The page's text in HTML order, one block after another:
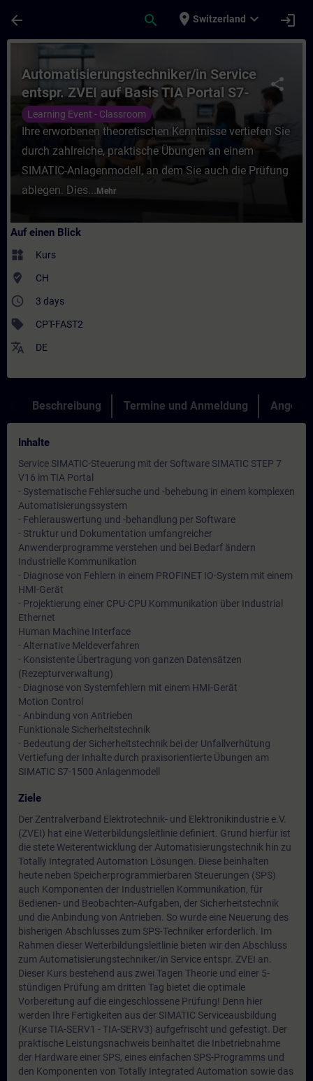
arrow_back search place Switzerland expand_more login
Kurs - Automatisierungstechniker/in
share
Automatisierungstechniker/in Service
entspr. ZVEI auf Basis TIA Portal S7-
1500
Learning Event - Classroom
Ihre erworbenen theoretischen Kenntnisse vertiefen Sie
durch zahlreiche, praktische Übungen an einem
SIMATIC-Anlagenmodell, an dem Sie auch die Prüfung
ablegen. Dies... Mehr
Auf einen Blick
widgets Kurs
where_to_vote CH
access_time 3 days
sell CPT-FAST2
translate DE
Beschreibung Termine und Anmeldung Angebot
Inhalte
Service SIMATIC-Steuerung mit der Software SIMATIC STEP 7
V16 im TIA Portal
- Systematische Fehlersuche und -behebung in einem komplexen
Automatisierungssystem
- Fehlerauswertung und -behandlung per Software
- Struktur und Dokumentation umfangreicher
Anwenderprogramme verstehen und bei Bedarf ändern
Industrielle Kommunikation
- Diagnose von Fehlern in einem PROFINET IO-System mit einem
HMI-Gerät
- Projektierung einer CPU-CPU Kommunikation über Industrial
Ethernet
Human Machine Interface
- Alternative Meldeverfahren
- Konsistente Übertragung von ganzen Datensätzen
(Rezepturverwaltung)
- Diagnose von Systemfehlern mit einem HMI-Gerät
Motion Control
- Anbindung von Antrieben
Funktionale Sicherheitstechnik
- Bedeutung der Sicherheitstechnik bei der Unfallverhütung
Vertiefung der Inhalte durch praxisorientierte Übungen am
SIMATIC S7-1500 Anlagenmodell
Ziele
Der Zentralverband Elektrotechnik- und Elektronikindustrie e.V.
(ZVEI) hat eine Weiterbildungsleitlinie definiert. Grund hierfür ist
die stete Weiterentwicklung der Automatisierungstechnik hin zu
Totally Integrated Automation Lösungen. Diese beinhalten
heute neben Speicherprogrammierbaren Steuerungen (SPS)
auch Komponenten der Industriellen Kommunikation, für
Bedienen- und Beobachten-Aufgaben, der Sicherheitstechnik
und die Anbindung von Antrieben. So wurde eine Neuerung des
bisherigen Abschlusses zum SPS-Techniker erforderlich. Im
Rahmen dieser Weiterbildungsleitlinie bieten wir den Abschluss
zum Automatisierungstechniker/in Service entspr. ZVEI an.
Dieser Kurs bestehend aus zwei Tagen Theorie und einer 5-
stündigen Prüfung am dritten Tag bietet die optimale
Vorbereitung auf die eingeschlossene Prüfung! Denn hier
werden Ihre Fertigkeiten aus der SIMATIC Serviceausbildung
(Kurse TIA-SERV1 - TIA-SERV3) aufgefrischt und gefestigt. Der
praktische Leistungsnachweis beinhaltet die Inbetriebnahme
der Hardware einer SPS, eines einfachen SPS-Programms und
den Komponenten von Totally Integrated Automation sowie das